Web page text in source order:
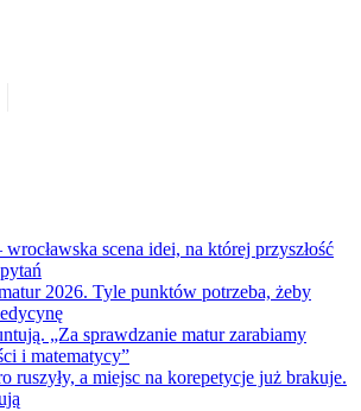
scena idei, na której przyszłość
2026. Tyle punktów potrzeba, żeby
„Za sprawdzanie matur zarabiamy
i matematycy”
ruszyły, a miejsc na korepetycje już brakuje.